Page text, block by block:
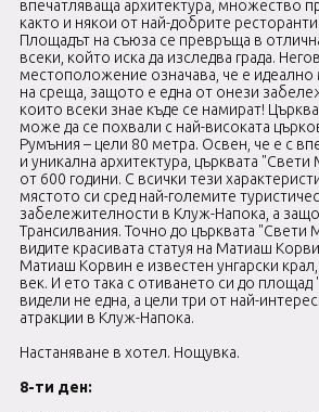
впечатляваща архитектура, множество
както и някои от най-добрите
Площадът на съюза се превръща в
всеки, който иска да изследва града.
местоположение означава, че е идеално
на среща, защото е една от онези
които всеки знае къде се намират!
може да се похвали с най-високата
Румъния – цели 80 метра. Освен, че е с
и уникална архитектура, църквата
от 600 години. С всички тези
мястото си сред най-големите
забележителности в Клуж-Напока, а защо
Трансилвания. Точно до църквата "Свети
видите красивата статуя на Матиаш
Матиаш Корвин е известен унгарски
век. И ето така с отиването си до
видели не една, а цели три от най-
атракции в Клуж-Напока.
Настаняване в хотел. Нощувка.
8-ти ден: